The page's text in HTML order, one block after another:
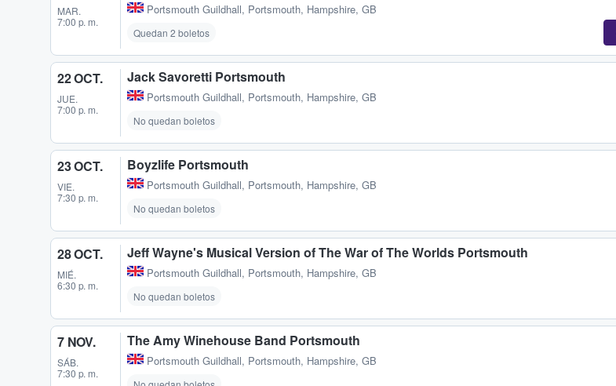
MAR.
7:00 p. m.
Portsmouth Guildhall, Portsmouth, Hampshire, GB
Quedan 2 boletos
22 OCT.
JUE.
7:00 p. m.
Jack Savoretti Portsmouth
Portsmouth Guildhall, Portsmouth, Hampshire, GB
No quedan boletos
23 OCT.
VIE.
7:30 p. m.
Boyzlife Portsmouth
Portsmouth Guildhall, Portsmouth, Hampshire, GB
No quedan boletos
28 OCT.
MIÉ.
6:30 p. m.
Jeff Wayne's Musical Version of The War of The Worlds Portsmouth
Portsmouth Guildhall, Portsmouth, Hampshire, GB
No quedan boletos
7 NOV.
SÁB.
7:30 p. m.
The Amy Winehouse Band Portsmouth
Portsmouth Guildhall, Portsmouth, Hampshire, GB